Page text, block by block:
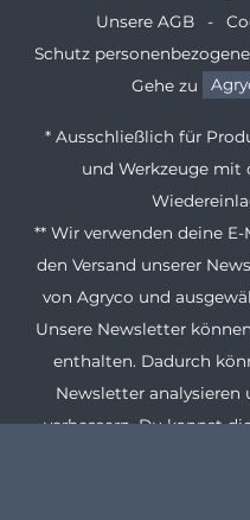
Unsere AGB
Schutz
Gehe zu
* Ausschließlich für
und Werkzeuge mit
** Wir verwenden deine
den Versand unserer
von Agryco und
Unsere Newsletter
enthalten. Dadurch
Newsletter
verbessern. Du kannst